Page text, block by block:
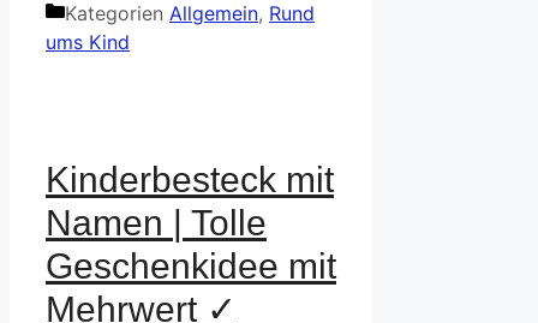
Kategorien Allgemein, Rund
ums Kind
Kinderbesteck mit
Namen | Tolle
Geschenkidee mit
Mehrwert ✓